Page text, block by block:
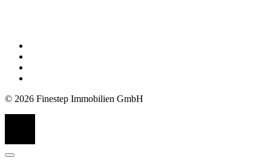
© 2026 Finestep Immobilien GmbH